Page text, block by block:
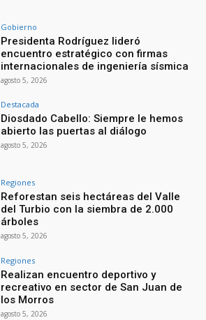
Gobierno
Presidenta Rodríguez lideró
encuentro estratégico con firmas
internacionales de ingeniería sísmica
agosto 5, 2026
Destacada
Diosdado Cabello: Siempre le hemos
abierto las puertas al diálogo
agosto 5, 2026
Regiones
Reforestan seis hectáreas del Valle
del Turbio con la siembra de 2.000
árboles
agosto 5, 2026
Regiones
Realizan encuentro deportivo y
recreativo en sector de San Juan de
los Morros
agosto 5, 2026